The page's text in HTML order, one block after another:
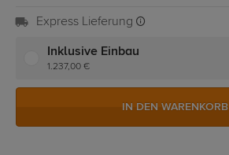
Express Lieferung
Inklusive Einbau
1.237,00 €
IN DEN WARENKORB